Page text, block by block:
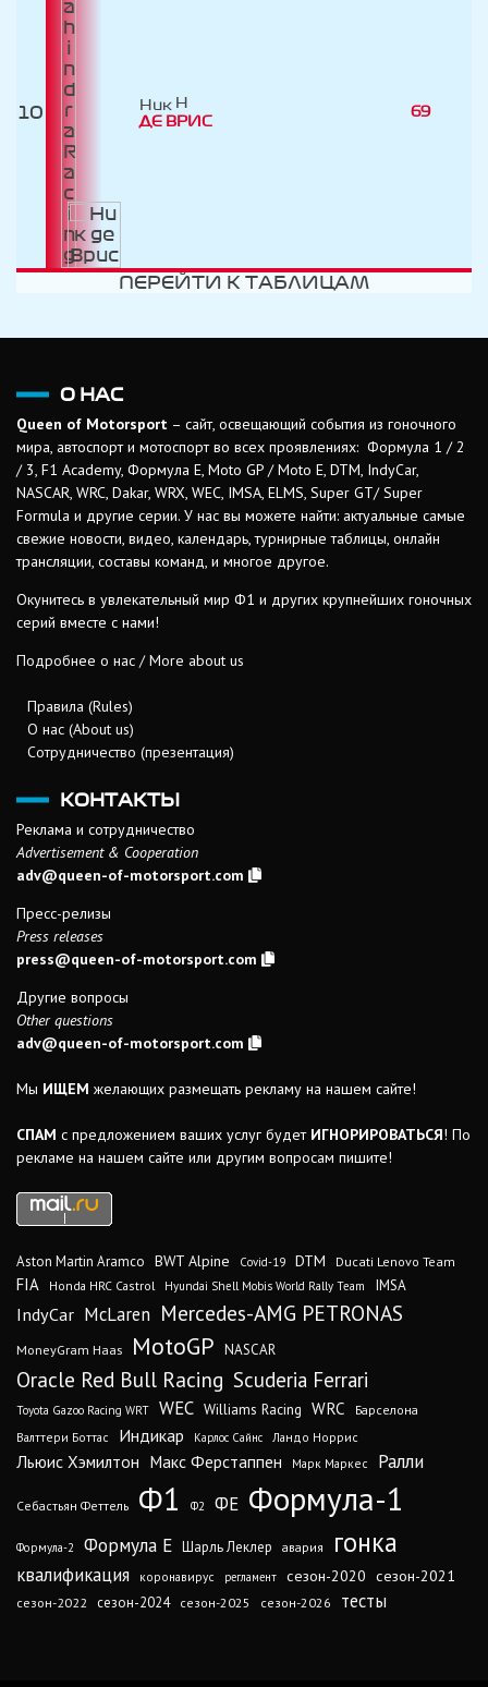
10
Ник
ДЕ ВРИC
69
ПЕРЕЙТИ К ТАБЛИЦАМ
О НАС
Queen of Motorsport – сайт, освещающий события из гоночного
мира, автоспорт и мотоспорт во всех проявлениях: Формула 1 / 2
/ 3, F1 Academy, Формула Е, Moto GP / Moto E, DTM, IndyCar,
NASCAR, WRC, Dakar, WRX, WEC, IMSA, ELMS, Super GT/ Super
Formula и другие серии. У нас вы можете найти: актуальные самые
свежие новости, видео, календарь, турнирные таблицы, онлайн
трансляции, составы команд, и многое другое.
Окунитесь в увлекательный мир Ф1 и других крупнейших гоночных
серий вместе с нами!
Подробнее о нас / More about us
Правила (Rules)
О нас (About us)
Сотрудничество (презентация)
КОНТАКТЫ
Реклама и сотрудничество
Advertisement & Cooperation
adv@queen-of-motorsport.com
Пресс-релизы
Press releases
press@queen-of-motorsport.com
Другие вопросы
Other questions
adv@queen-of-motorsport.com
Мы ИЩЕМ желающих размещать рекламу на нашем сайте!
СПАМ с предложением ваших услуг будет ИГНОРИРОВАТЬСЯ! По
рекламе на нашем сайте или другим вопросам пишите!
Aston Martin Aramco BWT Alpine Covid-19 DTM Ducati Lenovo Team
FIA Honda HRC Castrol Hyundai Shell Mobis World Rally Team IMSA
IndyCar McLaren Mercedes-AMG PETRONAS
MoneyGram Haas MotoGP NASCAR
Oracle Red Bull Racing Scuderia Ferrari
Toyota Gazoo Racing WRT WEC Williams Racing WRC
Барселона
Валттери Боттас
Индикар Карлос Сайнс Ландо Норрис
Льюис Хэмилтон Макс Ферстаппен Марк Маркес Ралли
Себастьян Феттель Ф1 Ф2 ФЕ Формула-1
Формула-2 Формула Е Шарль Леклер авария гонка
квалификация коронавирус регламент сезон-2020 сезон-2021
сезон-2022 сезон-2024 сезон-2025 сезон-2026 тесты